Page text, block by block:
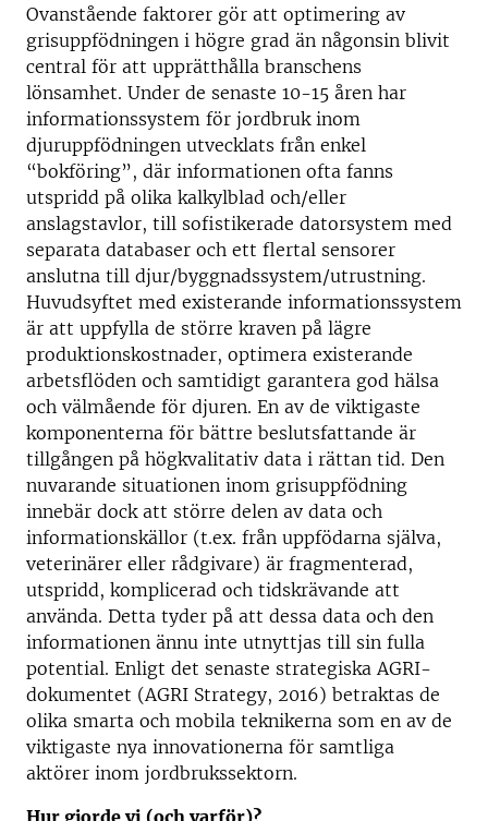
Ovanstående faktorer gör att optimering av
grisuppfödningen i högre grad än någonsin blivit
central för att upprätthålla branschens
lönsamhet. Under de senaste 10-15 åren har
informationssystem för jordbruk inom
djuruppfödningen utvecklats från enkel
“bokföring”, där informationen ofta fanns
utspridd på olika kalkylblad och/eller
anslagstavlor, till sofistikerade datorsystem med
separata databaser och ett flertal sensorer
anslutna till djur/byggnadssystem/utrustning.
Huvudsyftet med existerande informationssystem
är att uppfylla de större kraven på lägre
produktionskostnader, optimera existerande
arbetsflöden och samtidigt garantera god hälsa
och välmående för djuren. En av de viktigaste
komponenterna för bättre beslutsfattande är
tillgången på högkvalitativ data i rättan tid. Den
nuvarande situationen inom grisuppfödning
innebär dock att större delen av data och
informationskällor (t.ex. från uppfödarna själva,
veterinärer eller rådgivare) är fragmenterad,
utspridd, komplicerad och tidskrävande att
använda. Detta tyder på att dessa data och den
informationen ännu inte utnyttjas till sin fulla
potential. Enligt det senaste strategiska AGRI-
dokumentet (AGRI Strategy, 2016) betraktas de
olika smarta och mobila teknikerna som en av de
viktigaste nya innovationerna för samtliga
aktörer inom jordbrukssektorn.
Hur gjorde vi (och varför)?